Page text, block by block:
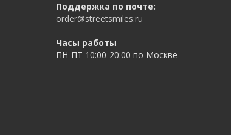
Поддержка по почте:
order@streetsmiles.ru
Часы работы
ПН-ПТ 10:00-20:00 по Москве